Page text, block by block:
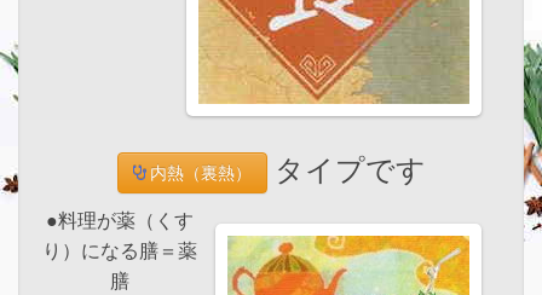
内熱（裏熱） タイプです
●料理が薬（くす
り）になる膳＝薬
膳